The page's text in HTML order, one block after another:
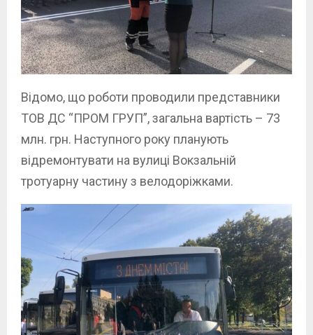
Відомо, що роботи проводили представники
ТОВ ДС “ПРОМ ГРУП”, загальна вартість – 73
млн. грн. Наступного року планують
відремонтувати на вулиці Вокзальній
тротуарну частину з велодоріжками.